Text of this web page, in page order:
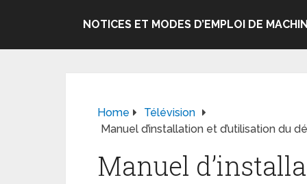
NOTICES ET MODES D’EMPLOI DE
Home
Télévision
Manuel d’installation et d’utilisation du
Manuel